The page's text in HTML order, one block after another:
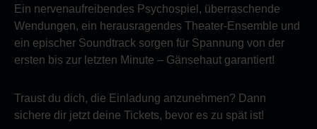
Ein nervenaufreibendes Psychospiel, überraschende
Wendungen, ein herausragendes Theater-Ensemble und
ein epischer Soundtrack sorgen für Spannung von der
ersten bis zur letzten Minute – Gänsehaut garantiert!
Traust du dich, die Einladung anzunehmen? Dann
sichere dir jetzt deine Tickets, bevor es zu spät ist!